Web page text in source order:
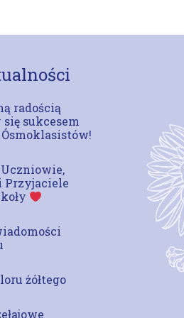
radością
sukcesem
Przyjaciele
żółtego